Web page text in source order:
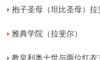
抱子圣母（坦比圣母）拉
雅典学院（拉斐尔）
教皇利奥十世与两位红衣